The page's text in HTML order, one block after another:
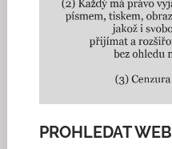
PROHLEDAT WEB